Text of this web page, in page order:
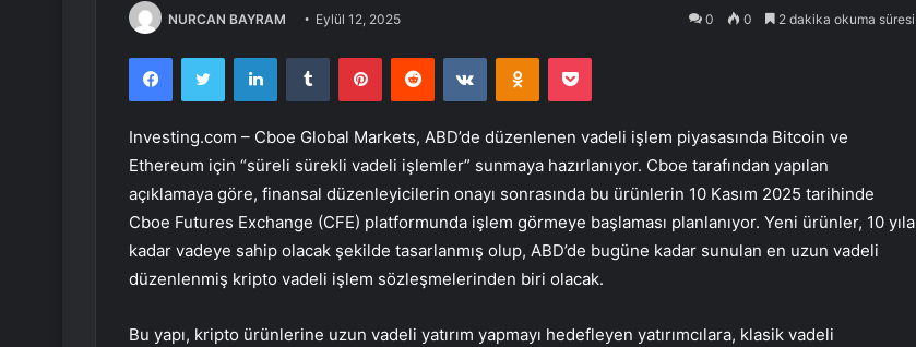
NURCAN BAYRAM Eylül 12, 2025 0 0 2 dakika okuma süresi
FacebookTwitter LinkedInTumblr PinterestReddit VKontakteOdnoklassniki
Pocket
Investing.com – Cboe Global Markets, ABD’de düzenlenen vadeli işlem piyasasında Bitcoin ve
Ethereum için “süreli sürekli vadeli işlemler” sunmaya hazırlanıyor. Cboe tarafından yapılan
açıklamaya göre, finansal düzenleyicilerin onayı sonrasında bu ürünlerin 10 Kasım 2025 tarihinde
Cboe Futures Exchange (CFE) platformunda işlem görmeye başlaması planlanıyor. Yeni ürünler, 10 yıla
kadar vadeye sahip olacak şekilde tasarlanmış olup, ABD’de bugüne kadar sunulan en uzun vadeli
düzenlenmiş kripto vadeli işlem sözleşmelerinden biri olacak.
Bu yapı, kripto ürünlerine uzun vadeli yatırım yapmayı hedefleyen yatırımcılara, klasik vadeli